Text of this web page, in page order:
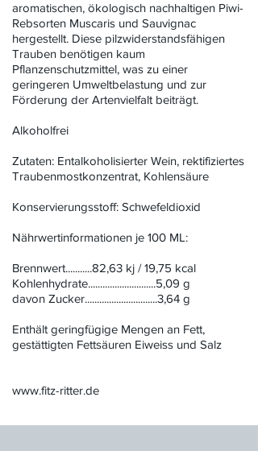
aromatischen, ökologisch nachhaltigen Piwi-
Rebsorten Muscaris und Sauvignac
hergestellt. Diese pilzwiderstandsfähigen
Trauben benötigen kaum
Pflanzenschutzmittel, was zu einer
geringeren Umweltbelastung und zur
Förderung der Artenvielfalt beiträgt.
Alkoholfrei
Zutaten: Entalkoholisierter Wein, rektifiziertes
Traubenmostkonzentrat, Kohlensäure
Konservierungsstoff: Schwefeldioxid
Nährwertinformationen je 100 ML:
Brennwert...........82,63 kj / 19,75 kcal
Kohlenhydrate............................5,09 g
davon Zucker..............................3,64 g
Enthält geringfügige Mengen an Fett,
gestättigten Fettsäuren Eiweiss und Salz
www.fitz-ritter.de